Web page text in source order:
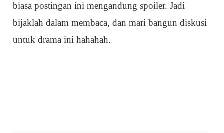
biasa postingan ini mengandung spoiler. Jadi
bijaklah dalam membaca, dan mari bangun diskusi
untuk drama ini hahahah.